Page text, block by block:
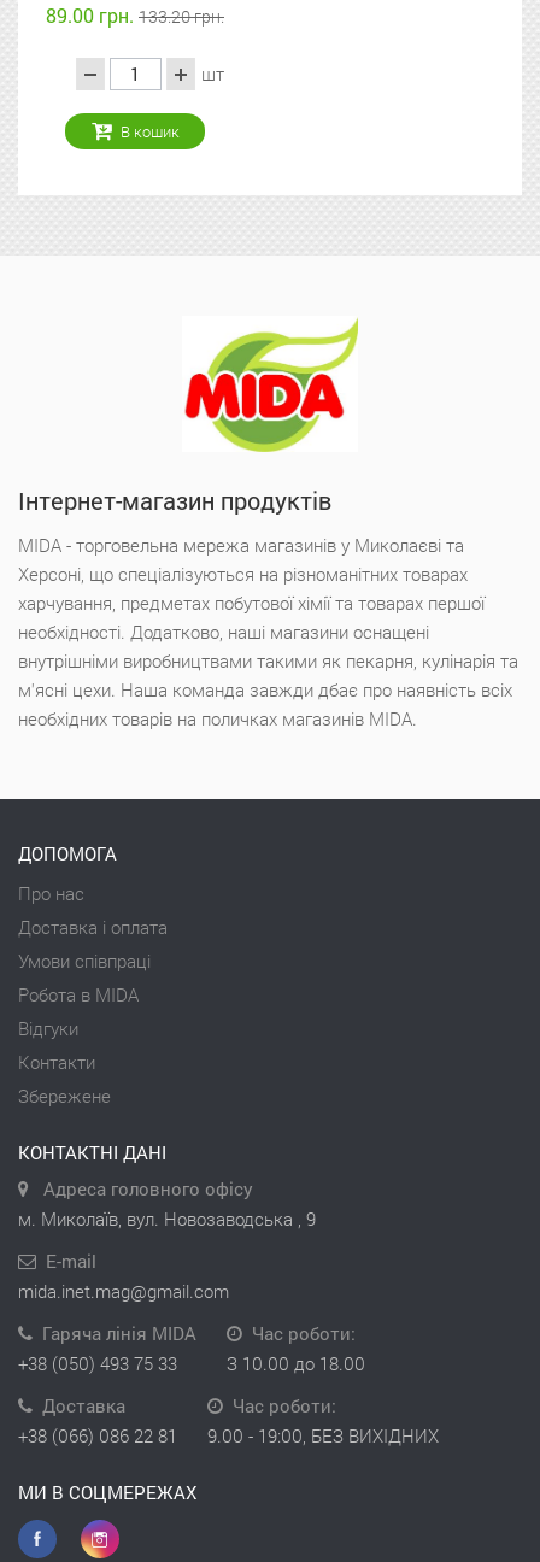
89.00 грн. 133.20 грн.
шт
В кошик
Інтернет-магазин продуктів
MIDA - торговельна мережа магазинів у Миколаєві та
Херсоні, що спеціалізуються на різноманітних товарах
харчування, предметах побутової хімії та товарах першої
необхідності. Додатково, наші магазини оснащені
внутрішніми виробництвами такими як пекарня, кулінарія та
м'ясні цехи. Наша команда завжди дбає про наявність всіх
необхідних товарів на поличках магазинів MIDA.
ДОПОМОГА
Про нас
Доставка і оплата
Умови співпраці
Робота в MIDA
Відгуки
Контакти
Збережене
КОНТАКТНІ ДАНІ
Адреса головного офісу
м. Миколаїв, вул. Новозаводська , 9
E-mail
mida.inet.mag@gmail.com
Гаряча лінія MIDA
+38 (050) 493 75 33
Час роботи:
З 10.00 до 18.00
Доставка
+38 (066) 086 22 81
Час роботи:
9.00 - 19:00, БЕЗ ВИХІДНИХ
МИ В СОЦМЕРЕЖАХ